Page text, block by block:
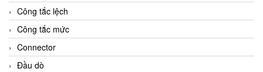
Công tắc lệch
Công tắc mức
Connector
Đầu dò